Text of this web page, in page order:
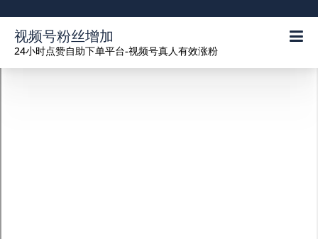
视频号粉丝增加
24小时点赞自助下单平台-视频号真人有效涨粉